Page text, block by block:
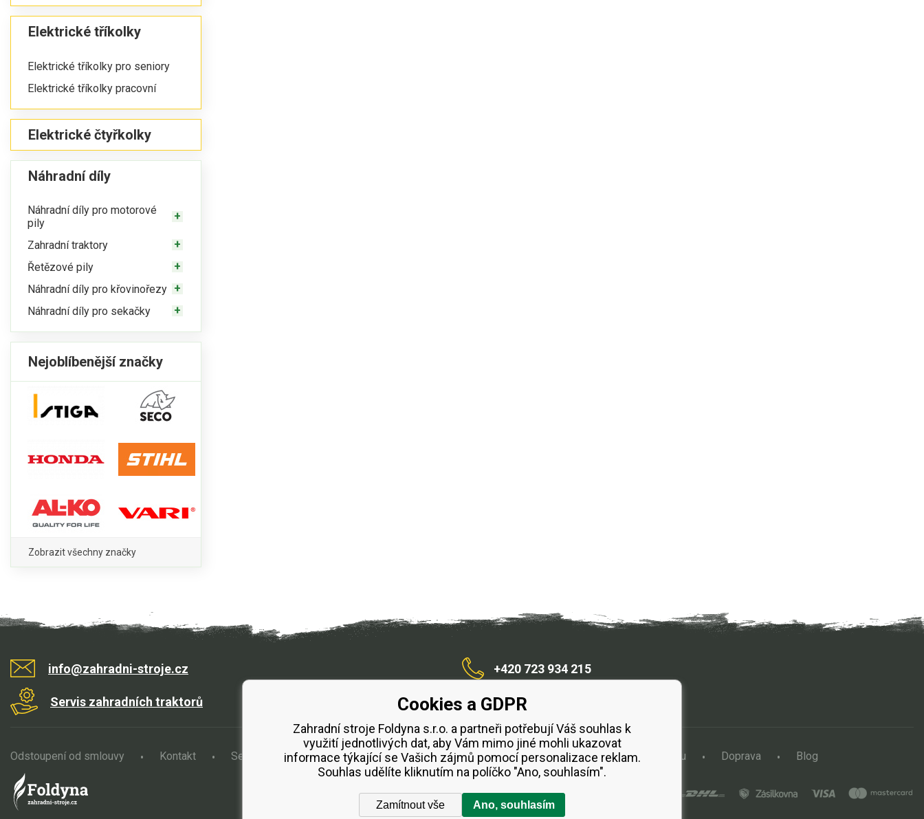
Elektrické tříkolky
Elektrické tříkolky pro seniory
Elektrické tříkolky pracovní
Elektrické čtyřkolky
Náhradní díly
Náhradní díly pro motorové
pily
Zahradní traktory
Řetězové pily
Náhradní díly pro křovinořezy
Náhradní díly pro sekačky
Nejoblíbenější značky
Zobrazit všechny značky
info@zahradni-stroje.cz
Servis zahradních traktorů /zahradnístroje
+420 723 934 215
Odstoupení od smlouvy Kontakt Servis Obchodní podmínky Splátkový prodej ESSOX Půjčovna vertikutátoru Doprava Blog
Cookies a GDPR
Zahradní stroje Foldyna s.r.o. a partneři potřebují Váš souhlas k
využití jednotlivých dat, aby Vám mimo jiné mohli ukazovat
informace týkající se Vašich zájmů pomocí personalizace reklam.
Souhlas udělíte kliknutím na políčko "Ano, souhlasím".
Zamítnout vše Ano, souhlasím